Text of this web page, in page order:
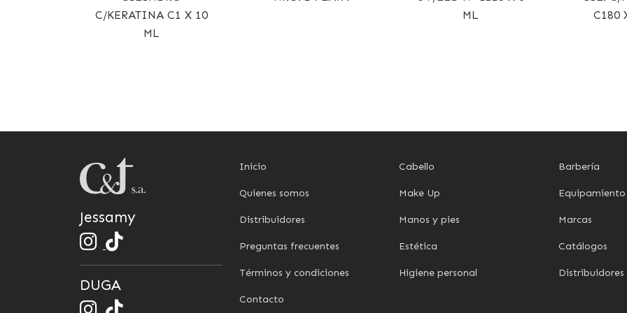
C/KERATINA C1 X 10
ML
ML
C180
Jessamy
DUGA
Inicio
Quienes somos
Distribuidores
Preguntas frecuentes
Términos y condiciones
Contacto
Cabello
Make Up
Manos y pies
Estética
Higiene personal
Barbería
Equipamiento
Marcas
Catálogos
Distribuidores